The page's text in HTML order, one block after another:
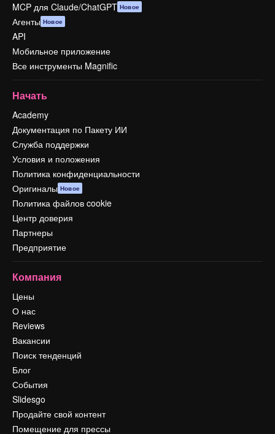
MCP для Claude/ChatGPT Новое
Агенты Новое
API
Мобильное приложение
Все инструменты Magnific
Начать
Academy
Документация по Пакету ИИ
Служба поддержки
Условия и положения
Политика конфиденциальности
Оригиналы Новое
Политика файлов cookie
Центр доверия
Партнеры
Предприятие
Компания
Цены
О нас
Reviews
Вакансии
Поиск тенденций
Блог
События
Slidesgo
Продайте свой контент
Помещение для прессы